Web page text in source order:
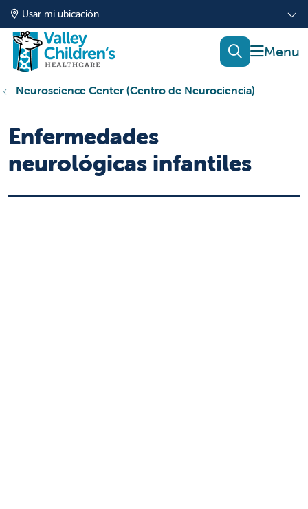
Usar mi ubicación
mostrar
buscar
Neuroscience Center (Centro de Neurociencia)
Enfermedades
neurológicas infantiles